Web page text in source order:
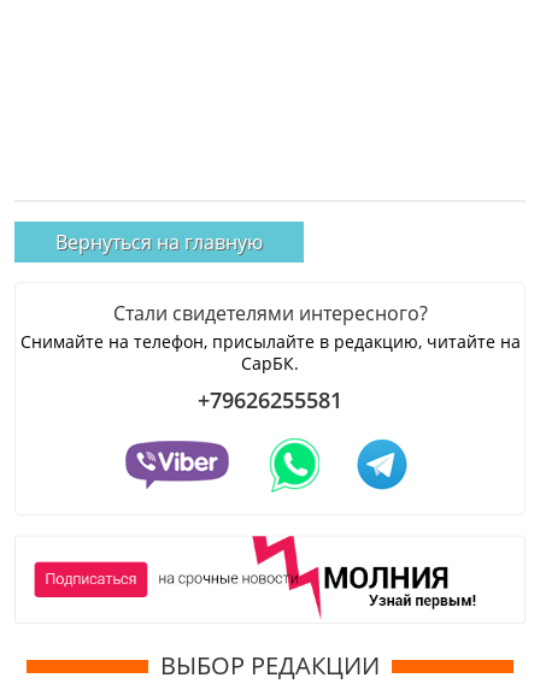
Вернуться на главную
Стали свидетелями интересного?
Снимайте на телефон, присылайте в редакцию, читайте на
СарБК.
+79626255581
ВЫБОР РЕДАКЦИИ